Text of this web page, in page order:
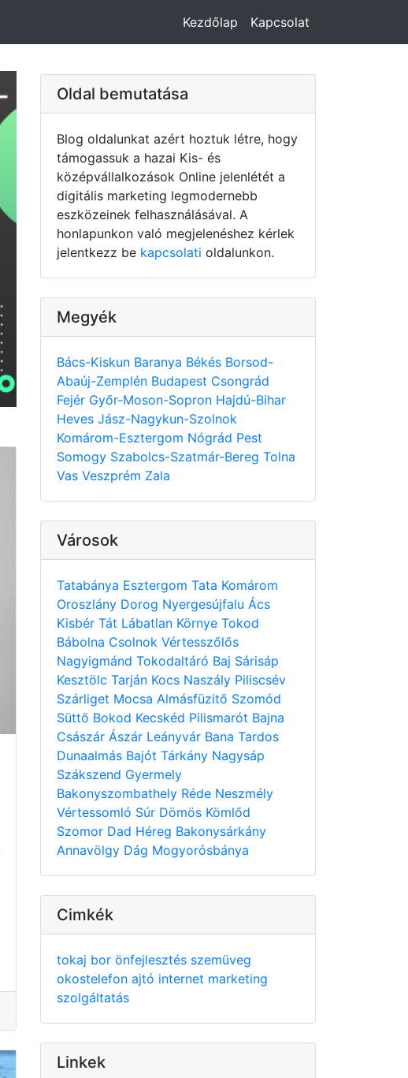
Kezdőlap Kapcsolat
Oldal bemutatása
Blog oldalunkat azért hoztuk létre, hogy
támogassuk a hazai Kis- és
középvállalkozások Online jelenlétét a
digitális marketing legmodernebb
eszközeinek felhasználásával. A
honlapunkon való megjelenéshez kérlek
jelentkezz be kapcsolati oldalunkon.
Megyék
Bács-Kiskun Baranya Békés Borsod-
Abaúj-Zemplén Budapest Csongrád
Fejér Győr-Moson-Sopron Hajdú-Bihar
Heves Jász-Nagykun-Szolnok
Komárom-Esztergom Nógrád Pest
Somogy Szabolcs-Szatmár-Bereg Tolna
Vas Veszprém Zala
Városok
Tatabánya Esztergom Tata Komárom
Oroszlány Dorog Nyergesújfalu Ács
Kisbér Tát Lábatlan Környe Tokod
Bábolna Csolnok Vértesszőlős
Nagyigmánd Tokodaltáró Baj Sárisáp
Kesztölc Tarján Kocs Naszály Piliscsév
Szárliget Mocsa Almásfüzitő Szomód
Süttő Bokod Kecskéd Pilismarót Bajna
Császár Ászár Leányvár Bana Tardos
Dunaalmás Bajót Tárkány Nagysáp
Szákszend Gyermely
Bakonyszombathely Réde Neszmély
Vértessomló Súr Dömös Kömlőd
Szomor Dad Héreg Bakonysárkány
Annavölgy Dág Mogyorósbánya
Cimkék
tokaj bor önfejlesztés szemüveg
okostelefon ajtó internet marketing
szolgáltatás
Linkek